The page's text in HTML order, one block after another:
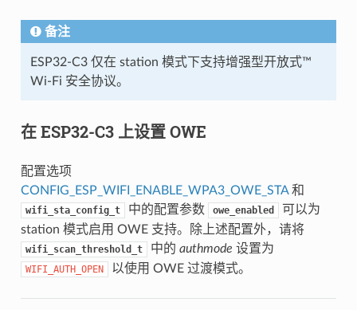
备注
ESP32-C3 仅在 station 模式下支持增强型开放式™
Wi-Fi 安全协议。
在 ESP32-C3 上设置 OWE
配置选项
CONFIG_ESP_WIFI_ENABLE_WPA3_OWE_STA和
wifi_sta_config_t 中的配置参数 owe_enabled
可以为
station 模式启用 OWE 支持。除上述配置外，请将
wifi_scan_threshold_t 中的 authmode 设置为
WIFI_AUTH_OPEN 以使用 OWE 过渡模式。